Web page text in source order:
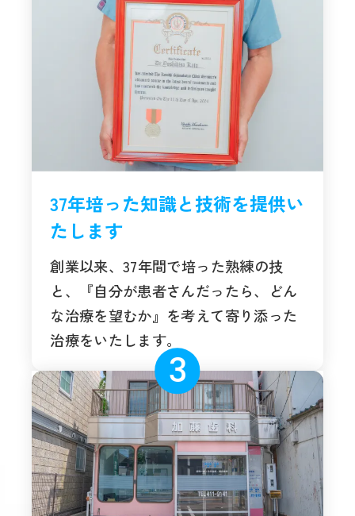
37年培った知識と技術を提供い
たします
創業以来、37年間で培った熟練の技
と、『自分が患者さんだったら、どん
な治療を望むか』を考えて寄り添った
治療をいたします。